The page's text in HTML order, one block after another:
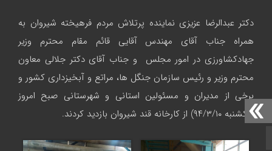
صفحه نخست
دکتر عبدالرضا عزیزی نماینده پرتلاش مردم فرهیخته شیروان به
همراه جناب آقای مهندس آقایی قائم مقام محترم وزیر
جهادکشاورزی در امور مجلس و جناب آقای دکتر جلالی معاون
محترم وزیر و رئیس سازمان جنگل ها، مراتع و آبخیزداری کشور و
برخی از مدیران و مسئولین استانی و شهرستانی صبح امروز
(یکشنبه ۹۴/۳/۱۰) از کارخانه قند شیروان بازدید کردند.